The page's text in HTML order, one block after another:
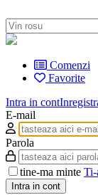
Comenzi
Favorite
Intra in cont
E-mail
Parola
tine-ma minte Ti-
Intra in cont